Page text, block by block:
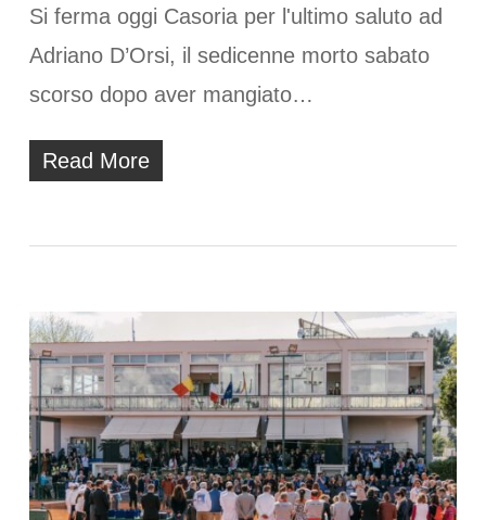
Si ferma oggi Casoria per l'ultimo saluto ad
Adriano D’Orsi, il sedicenne morto sabato
scorso dopo aver mangiato…
Read More